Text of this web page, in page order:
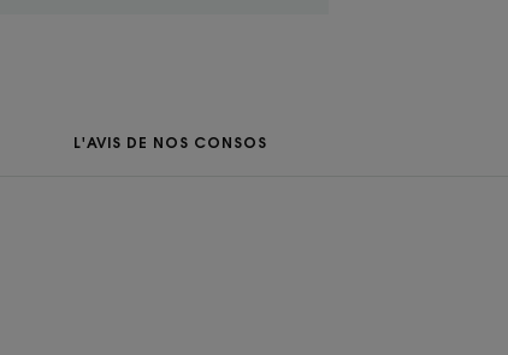
de Noix deL'AVIS DE NOS CONSOS